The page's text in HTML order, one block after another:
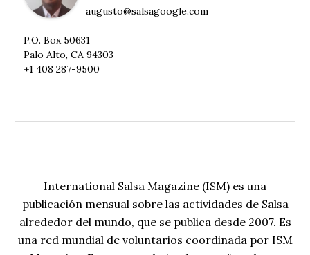
augusto@salsagoogle.com
P.O. Box 50631
Palo Alto, CA 94303
+1 408 287-9500
International Salsa Magazine (ISM) es una
publicación mensual sobre las actividades de Salsa
alrededor del mundo, que se publica desde 2007. Es
una red mundial de voluntarios coordinada por ISM